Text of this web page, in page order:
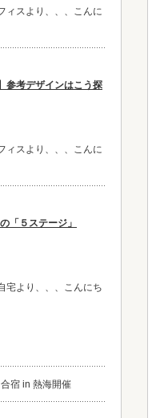
ィスより、、、こんに
参考デザインはこう探
ィスより、、、こんに
「５ステージ」
宅より、、、こんにち
宿 in 熱海開催